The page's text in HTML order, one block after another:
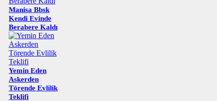
Manisa Bbsk
Kendi Evinde
Berabere Kaldı
Yemin Eden
Askerden
Törende Evlilik
Teklifi